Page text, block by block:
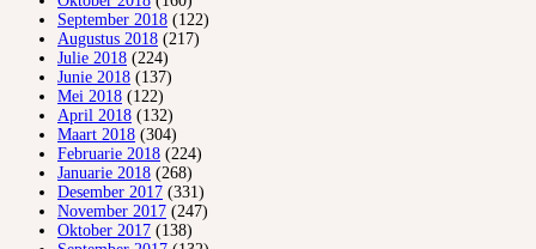
September 2018 (122)
Augustus 2018 (217)
Julie 2018 (224)
Junie 2018 (137)
Mei 2018 (122)
April 2018 (132)
Maart 2018 (304)
Februarie 2018 (224)
Januarie 2018 (268)
Desember 2017 (331)
November 2017 (247)
Oktober 2017 (138)